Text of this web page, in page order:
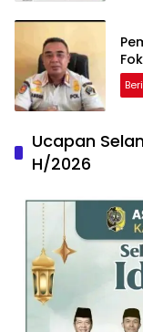
Ucapan
H/2026